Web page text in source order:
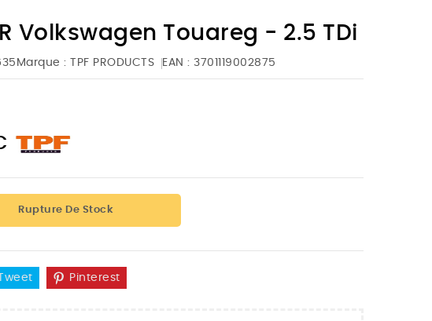
Volkswagen Touareg - 2.5 TDi
Marque : TPF PRODUCTS EAN : 3701119002875
Rupture De Stock
Tweet Pinterest